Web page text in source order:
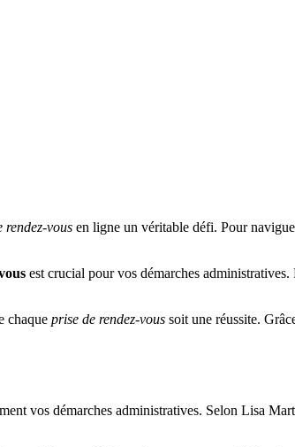
rendez-vous en ligne un véritable défi. Pour
est crucial pour vos démarches
chaque prise de rendez-vous soit une réussite.
vos démarches administratives. Selon Lisa